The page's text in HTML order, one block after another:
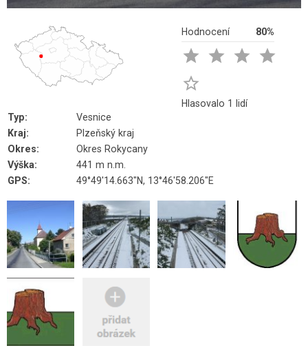
Hodnocení 80%
   

Hlasovalo 1 lidí
Typ:
Vesnice
Kraj:
Plzeňský kraj
Okres:
Okres Rokycany
Výška:
441 m n.m.
GPS:
49°49'14.663"N, 13°46'58.206"E